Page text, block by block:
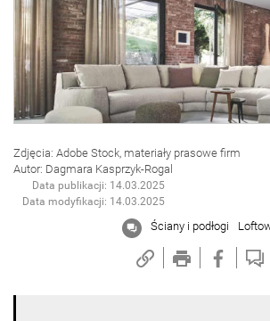
Zdjęcia: Adobe Stock, materiały prasowe firm
Autor: Dagmara Kasprzyk-Rogal
Data publikacji: 14.03.2025
Data modyfikacji: 14.03.2025
Ściany i podłogi